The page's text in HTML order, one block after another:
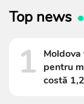
Top news
1 pentru
costă